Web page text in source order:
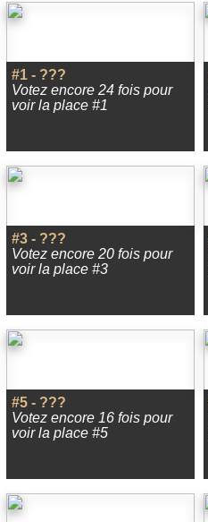
#1 - ???
Votez encore 24 fois pour
voir la place #1
#3 - ???
Votez encore 20 fois pour
voir la place #3
#5 - ???
Votez encore 16 fois pour
voir la place #5